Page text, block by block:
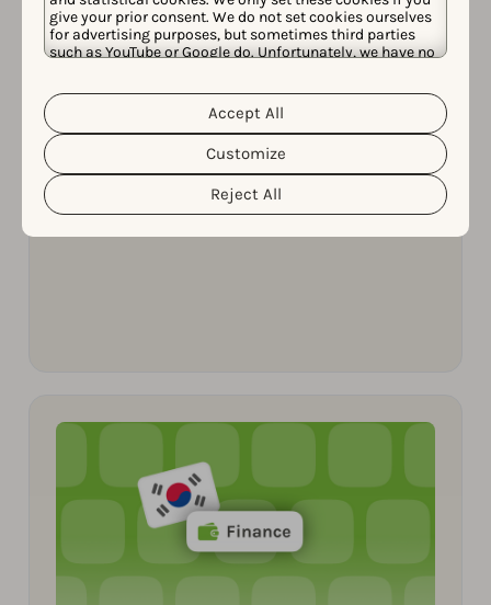
give your prior consent. We do not set cookies ourselves
for advertising purposes, but sometimes third parties
such as YouTube or Google do. Unfortunately, we have no
personal data and the different cookies we use, please
read our
Cookie Policy&Privacy Policy
customize your cookie settings and preferences by
clicking the “Customize” button.
Reject All
Customize
Accept All
人工智能 (AI)
APRIL 15, 2026
如何利用 Reddit 提高您的应用可见度
Ryan Angerami